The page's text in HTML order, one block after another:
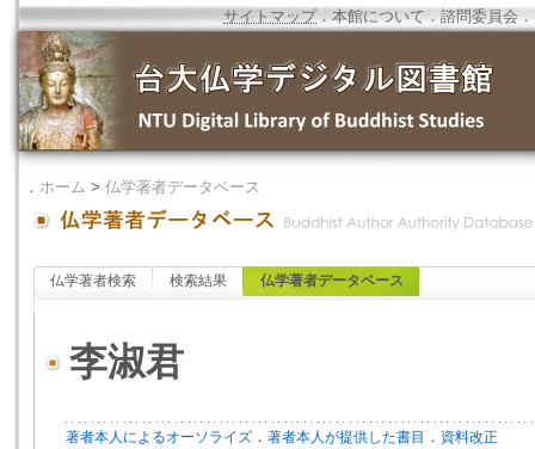
サイトマップ．本館について ．諮問委員会 ．
． ホーム > 仏学著者データベース
仏学著者検索 検索結果 仏学著者データベース
李淑君
著者本人によるオーソライズ ． 著者本人が提供した書目 ． 資料改正